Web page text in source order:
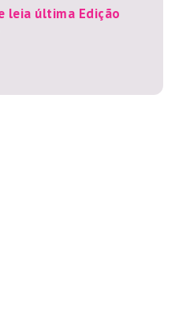
leia última Edição